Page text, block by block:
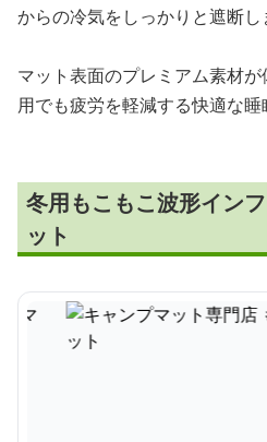
からの冷気をしっかりと遮断し
マット表面のプレミアム素材
用でも疲労を軽減する快適な睡
冬用もこもこ波形イン
ット